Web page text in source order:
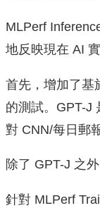
MLPerf
地反映現在 AI
首先，增加了基
的測試。GPT-J
對 CNN/每日郵
除了 GPT-J 之
針對 MLPerf